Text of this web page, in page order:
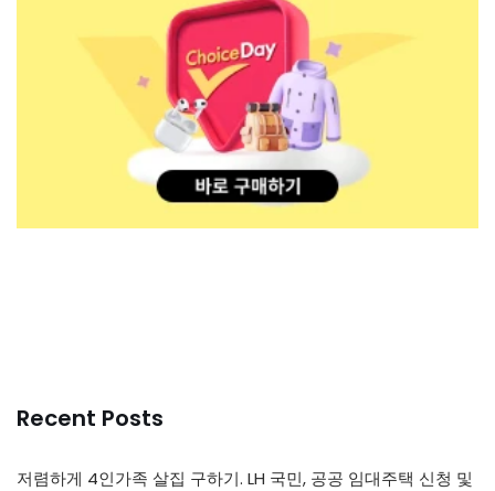
Recent Posts
저렴하게 4인가족 살집 구하기. LH 국민, 공공 임대주택 신청 및